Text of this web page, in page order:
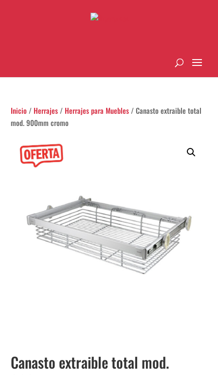
Inicio / Herrajes / Herrajes para Muebles / Canasto extraible total
mod. 900mm cromo
¡Oferta!
Canasto extraible total mod.